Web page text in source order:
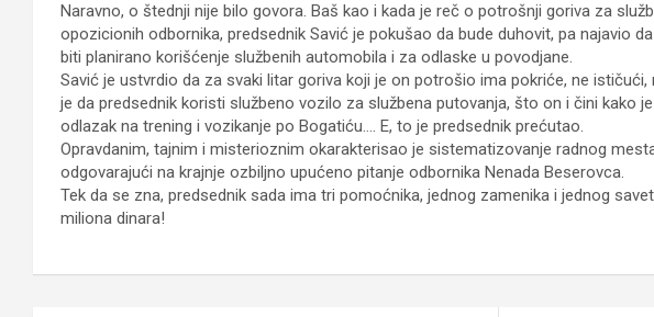
Naravno, o štednji nije bilo govora. Baš kao i kada je reč o potrošnji goriva za
opozicionih odbornika, predsednik Savić je pokušao da bude duhovit, pa najavio
biti planirano korišćenje službenih automobila i za odlaske u povodjane.
Savić je ustvrdio da za svaki litar goriva koji je on potrošio ima pokriće, ne ističući,
je da predsednik koristi službeno vozilo za službena putovanja, što on i čini kako
odlazak na trening i vozikanje po Bogatiću…. E, to je predsednik prećutao.
Opravdanim, tajnim i misterioznim okarakterisao je sistematizovanje radnog
odgovarajući na krajnje ozbiljno upućeno pitanje odbornika Nenada Beserovca.
Tek da se zna, predsednik sada ima tri pomoćnika, jednog zamenika i jednog
miliona dinara!